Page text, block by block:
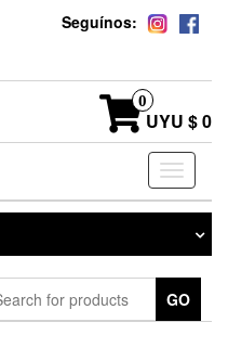
Seguínos:
0
UYU $ 0
Toggle
GO